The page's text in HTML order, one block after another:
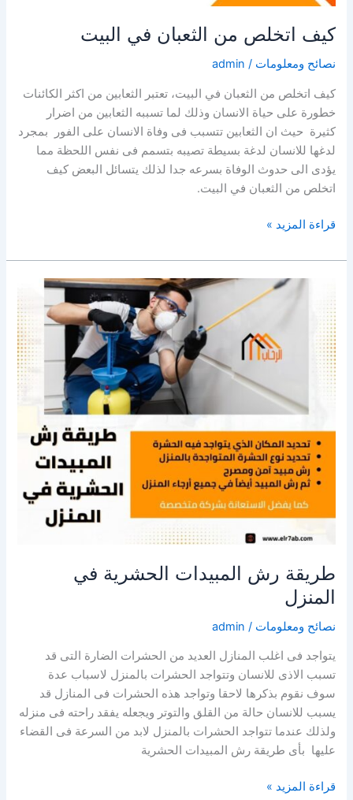
كيف اتخلص من الثعبان في البيت
نصائح ومعلومات /
admin
كيف اتخلص من الثعبان في البيت، تعتبر الثعابين من اكثر الكائنات
خطورة على حياة الانسان وذلك لما تسببه الثعابين من اضرار
كثيرة حيث ان الثعابين تتسبب فى وفاة الانسان على الفور بمجرد
لدغها للانسان لدغة بسيطة تصيبه بتسمم فى نفس اللحظة مما
يؤدى الى حدوث الوفاة بسرعه جدا لذلك يتسائل البعض كيف
اتخلص من الثعبان في البيت.
كيف
من
الثعبان
في
البيت
قراءة المزيد »
طريقة رش المبيدات الحشرية في
المنزل
نصائح ومعلومات /
admin
يتواجد فى اغلب المنازل العديد من الحشرات الضارة التى قد
تسبب الاذى للانسان وتتواجد الحشرات بالمنزل لاسباب عدة
سوف نقوم بذكرها لاحقا وتواجد هذه الحشرات فى المنازل قد
يسبب للانسان حالة من القلق والتوتر ويجعله يفقد راحته فى منزله
ولذلك عندما تتواجد الحشرات بالمنزل لابد من السرعة فى القضاء
عليها بأى طريقة رش المبيدات الحشرية
طريقة
قراءة المزيد »